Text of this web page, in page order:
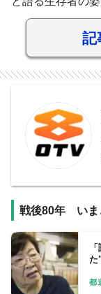
記
戦後80年 いま
都